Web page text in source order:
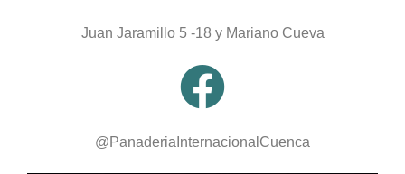
Juan Jaramillo 5 -18 y Mariano Cueva
@PanaderiaInternacionalCuenca